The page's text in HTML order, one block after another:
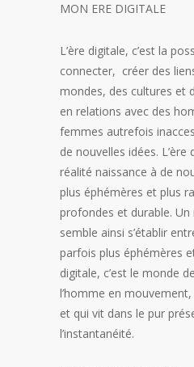
MON ERE DIGITALE
L’ère digitale, c’est la
connecter, créer des
mondes, des cultures et
en relations avec des
femmes autrefois
de nouvelles idées.
réalité naissance à de
plus éphémères et plus
profondes et durable. Un
semble ainsi s’établir
parfois plus éphémères
digitale, c’est le monde
l’homme en
et qui vit dans le pur
l’instantanéité.